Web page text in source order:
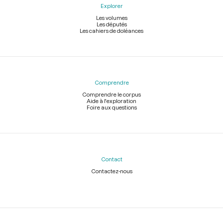
Explorer
Les volumes
Les députés
Les cahiers de doléances
Comprendre
Comprendre le corpus
Aide à l'exploration
Foire aux questions
Contact
Contactez-nous
Légal